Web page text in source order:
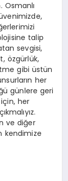
Osmanlı
talip
sevgisi,
özgürlük,
gibi üstün
her
günlere geri
her
ve diğer
kendimize